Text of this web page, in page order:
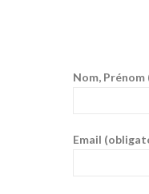
Nom,
Email